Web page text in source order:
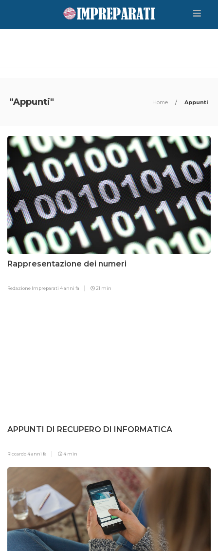
"Appunti" Home / Appunti
Rappresentazione dei numeri
Redazione Impreparati 4 anni fa 21 min
APPUNTI DI RECUPERO DI INFORMATICA
Riccardo4 anni fa 4 min